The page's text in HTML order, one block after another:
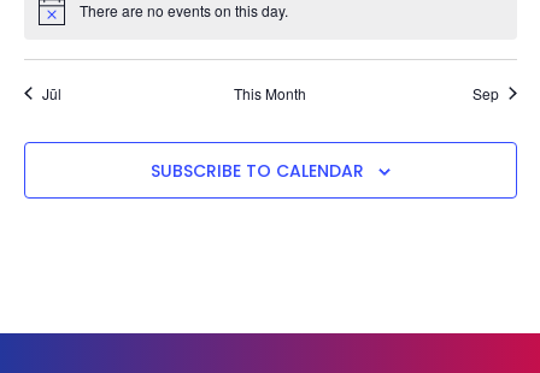
Notice There are no events on this day.
Jūl This Month Sep
SUBSCRIBE TO CALENDAR